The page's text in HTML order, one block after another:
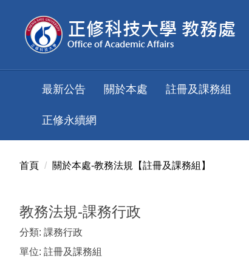
內
最新公告 關於本處 註冊及課務組
正修永續網
首頁 關於本處-教務法規【註冊及課務組】
教務法規-課務行政
分類: 課務行政
單位: 註冊及課務組